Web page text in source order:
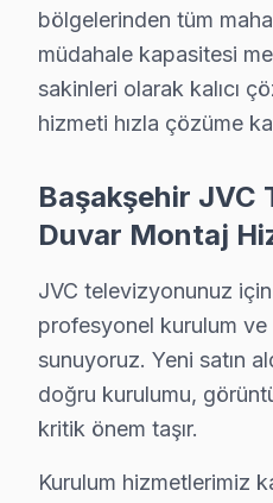
Başakşehir'de devre
• Yazılım ve Firmware
Smart akıllı TV yazılım
• Başakşehir'de Sürekli
» İşin kalitesinden ödün
Başakşehir'de televizyon
Başakşehir JVC
Başakşehir JVC uzman
Başakşehir'de JVC
Başakşehir'de JVC
bölgelerinden tüm
müdahale kapasitesi
sakinleri olarak kalıcı
hizmeti hızla çözüme
Başakşehir JVC
Duvar Montaj
JVC televizyonunuz
profesyonel kurulum
sunuyoruz. Yeni satın
doğru kurulumu,
kritik önem taşır.
Kurulum hizmetlerimiz